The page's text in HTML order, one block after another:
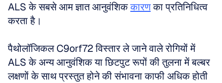
ALS के सबसे आम ज्ञात आनुवंशिक कारण का प्रतिनिधित्व
करता है।
पैथोलॉजिकल C9orf72 विस्तार ले जाने वाले रोगियों में
ALS के अन्य आनुवंशिक या छिटपुट रूपों की तुलना में बल्बर
लक्षणों के साथ प्रस्तुत होने की संभावना काफी अधिक होती